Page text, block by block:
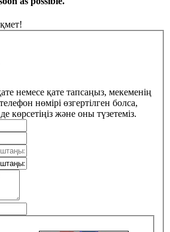
немесе қате тапсаңыз, мекеменің
нөмірі өзгертілген болса,
көрсетіңіз және оны түзетеміз.